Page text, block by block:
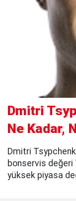
Dmitri
Ne Kadar,
Dmitri
bonservis değeri
yüksek piyasa